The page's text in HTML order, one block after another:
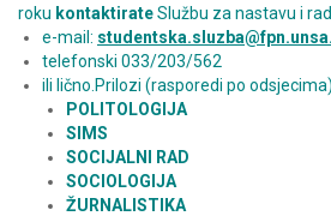
roku kontaktirateSlužbu za nastavu i
e-mail:
telefonski 033/203/562
ili lično. Prilozi (rasporedi po
POLITOLOGIJA
SIMS
SOCIJALNI RAD
SOCIOLOGIJA
ŽURNALISTIKA